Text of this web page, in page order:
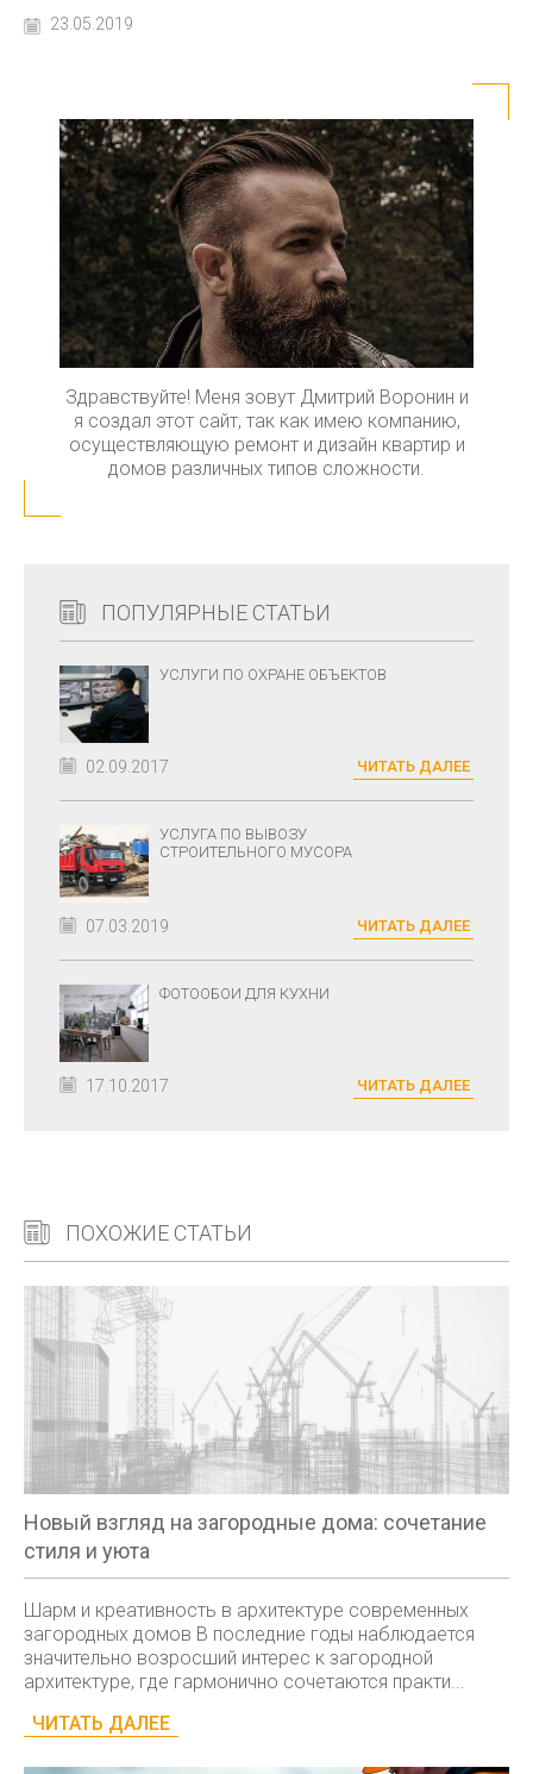
23.05.2019
Здравствуйте! Меня зовут Дмитрий Воронин и
я создал этот сайт, так как имею компанию,
осуществляющую ремонт и дизайн квартир и
домов различных типов сложности.
ПОПУЛЯРНЫЕ СТАТЬИ
УСЛУГИ ПО ОХРАНЕ ОБЪЕКТОВ
02.09.2017 ЧИТАТЬ ДАЛЕЕ
УСЛУГА ПО ВЫВОЗУ
СТРОИТЕЛЬНОГО МУСОРА
07.03.2019 ЧИТАТЬ ДАЛЕЕ
ФОТООБОИ ДЛЯ КУХНИ
17.10.2017 ЧИТАТЬ ДАЛЕЕ
ПОХОЖИЕ СТАТЬИ
Новый взгляд на загородные дома: сочетание
стиля и уюта
Шарм и креативность в архитектуре современных
загородных домов В последние годы наблюдается
значительно возросший интерес к загородной
архитектуре, где гармонично сочетаются практи...
ЧИТАТЬ ДАЛЕЕ